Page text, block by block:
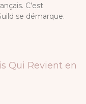
C’est
se démarque.
Qui Revient en